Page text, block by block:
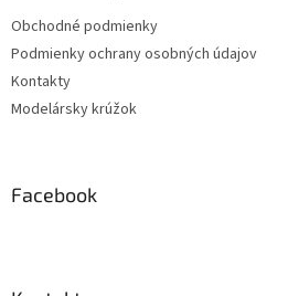
Obchodné podmienky
Podmienky ochrany osobných údajov
Kontakty
Modelársky krúžok
Facebook